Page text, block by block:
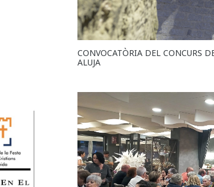
CONVOCATÒRIA DEL CONCURS
ALUJA